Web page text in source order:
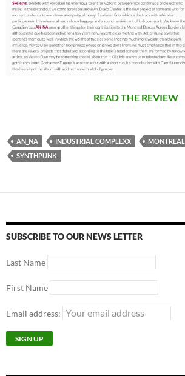
READ THE REVIEW
AN_NA INDUSTRIAL COMPLEXX MONTREAL
SYNTHPUNK
SUBSCRIBE TO OUR NEWS LETTER
Last Name
First Name
Email address: